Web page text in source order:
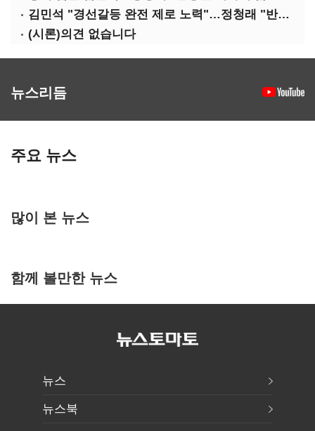
김민석 "경선갈등 완전 제로 노력"…정청래 "반명 공세 사과부터"
(시론)의견 없습니다
뉴스리듬
주요 뉴스
많이 본 뉴스
함께 볼만한 뉴스
뉴스
뉴스북